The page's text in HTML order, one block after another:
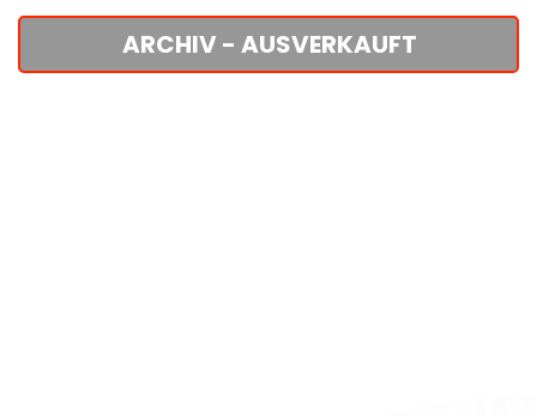
ARCHIV - AUSVERKAUFT